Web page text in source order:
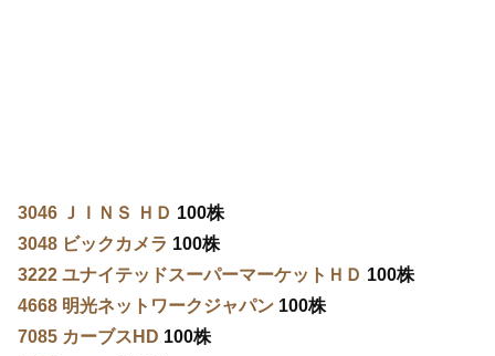
3046 ＪＩＮＳ ＨＤ 100株
3048 ビックカメラ 100株
3222 ユナイテッドスーパーマーケットＨＤ 100株
4668 明光ネットワークジャパン 100株
7085 カーブスHD 100株